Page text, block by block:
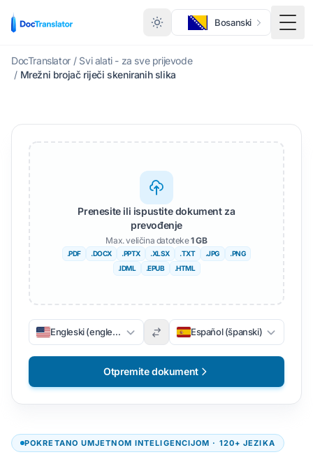
Bosanski
DocTranslator / Svi alati - za sve prijevode
/ Mrežni brojač riječi skeniranih slika
POKRETANO UMJETNOM INTELIGENCIJOM · 120+ JEZIKA
Prenesite ili ispustite dokument za
prevođenje
Max. veličina datoteke1 GB
.PDF .DOCX .PPTX .XLSX .TXT .JPG
.PNG
.IDML
.EPUB .HTML
Engleski (engleski) Español (španski)
Otpremite dokument